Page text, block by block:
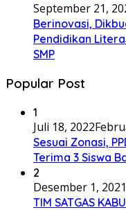
September 21,
Berinovasi,
Pendidikan
SMP
Popular Post
1
Juli 18, 2022
Sesuai Zonasi,
Terima 3 Siswa
2
Desember 1, 2021
TIM SATGAS